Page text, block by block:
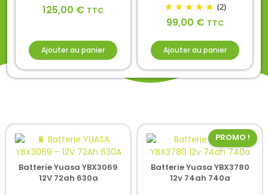
125,00 € TTC
Ajouter au panier
(2)
99,00 € TTC
Ajouter au panier
Batterie Yuasa YBX3069
12V 72ah 630a
PROMO !
Batterie Yuasa YBX3780
12v 74ah 740a